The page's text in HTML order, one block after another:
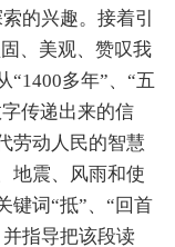
的兴趣。接着引
、美观、赞叹我
“1400多年”、“五
传递出来的信
劳动人民的智慧
地震、风雨和使
键词“抵”、“回首
指导把该段读